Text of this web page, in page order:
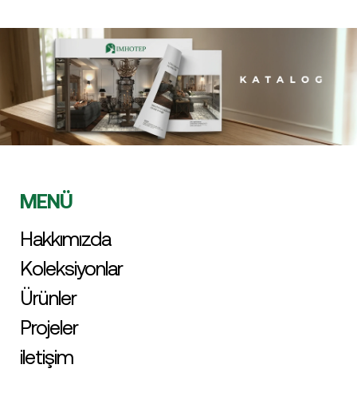
MENÜ
Hakkımızda
Koleksiyonlar
Ürünler
Projeler
iletişim